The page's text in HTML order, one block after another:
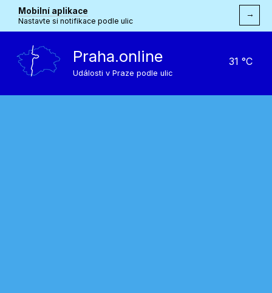
Mobilní aplikace
Nastavte si notifikace podle ulic
→
Praha.online
Události v Praze podle ulic
31 °C